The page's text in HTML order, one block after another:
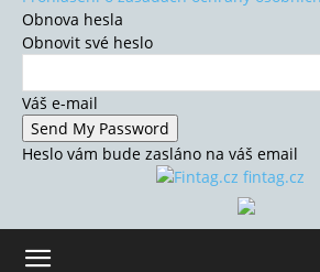
Obnova hesla
Obnovit své heslo
Váš e-mail
Heslo vám bude zasláno na váš email
fintag.cz